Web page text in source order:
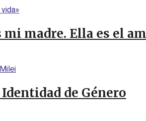
madre. Ella es el
de Género